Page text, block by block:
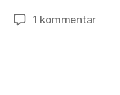
1 kommentartill